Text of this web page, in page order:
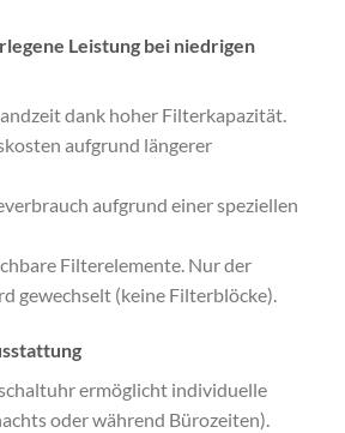
Leistung bei niedrigen
dank hoher Filterkapazität.
aufgrund längerer
aufgrund einer speziellen
Filterelemente. Nur der
gewechselt (keine Filterblöcke).
ermöglicht individuelle
oder während Bürozeiten).